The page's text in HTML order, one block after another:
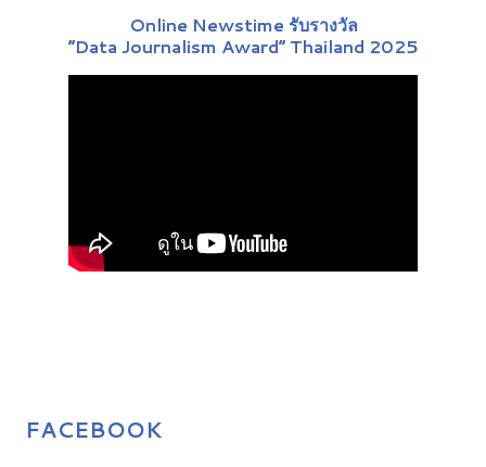
Online Newstime รับรางวัล
“Data Journalism Award” Thailand 2025
FACEBOOK